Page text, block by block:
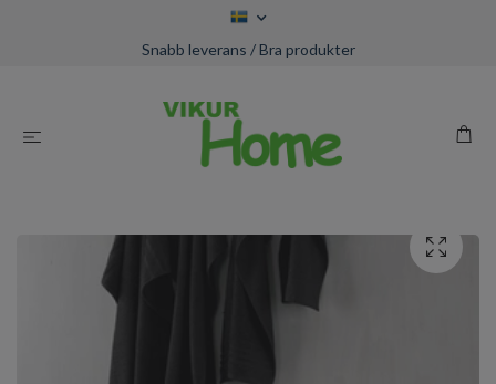
Snabb leverans / Bra produkter